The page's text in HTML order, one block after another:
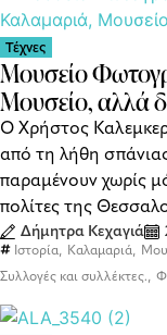
Τέχνες
Μουσείο
Μουσείο, αλλά
Ο Χρήστος
από τη λήθη
παραμένουν χωρίς
πολίτες της
Δήμητρα Κεχαγιά
Ιστορία, Καλαμαριά,
Συλλογές και συλλέκτες.,